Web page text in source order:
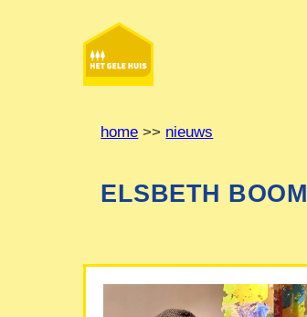
home >> nieuws
ELSBETH BOOM